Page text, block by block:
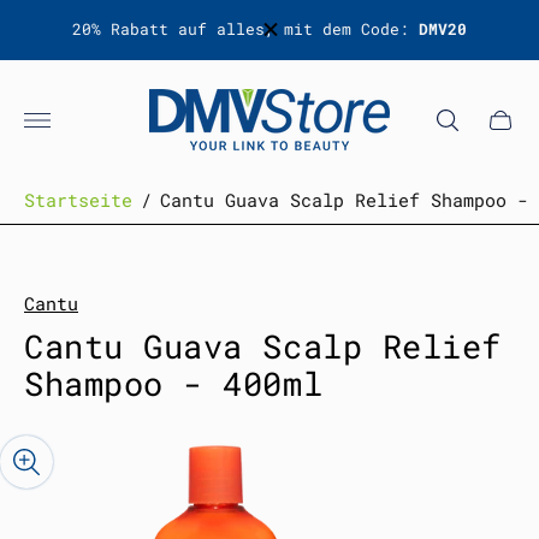
Rabatt auf alles, mit dem Code: DMV20 Zum
Laden-
Logo"
Startseite / Cantu Guava Scalp Relief Shampoo -
Cantu
Cantu Guava Scalp Relief
Shampoo - 400ml